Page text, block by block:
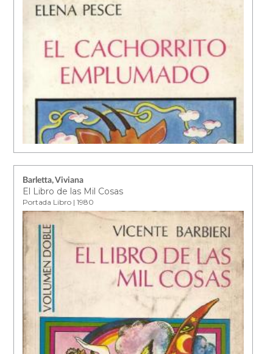
Barletta, Viviana
El Libro de las Mil Cosas
Portada Libro | 1980